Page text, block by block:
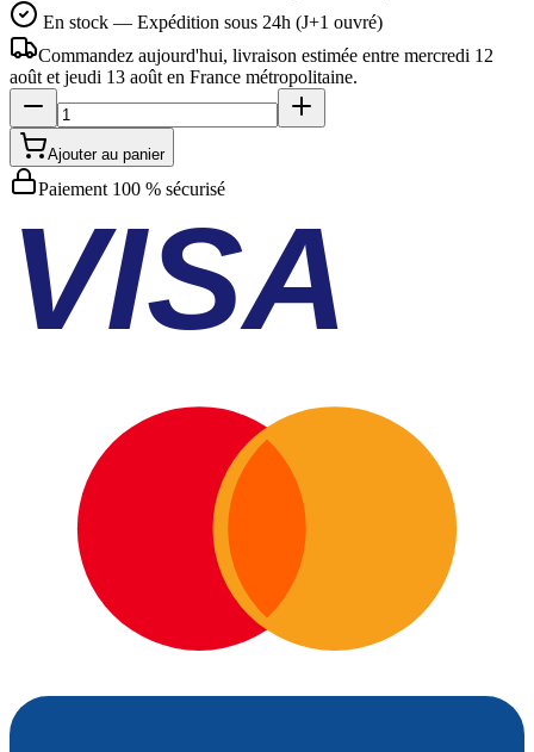
En stock — Expédition sous 24h (J+1 ouvré)
Commandez aujourd'hui, livraison estimée entre mercredi 12
août et jeudi 13 août en France métropolitaine.
Ajouter au panier
Paiement 100 % sécurisé
VISA